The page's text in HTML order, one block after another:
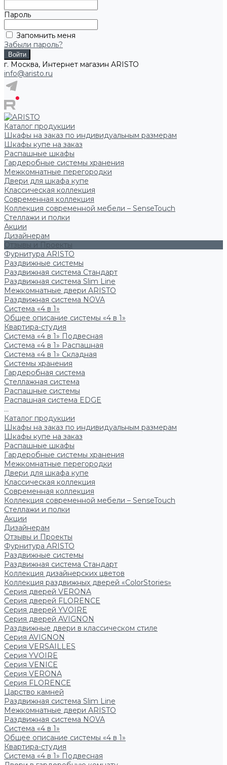
Пароль
Запомнить меня
Забыли пароль?
г. Москва, Интернет магазин ARISTO
info@aristo.ru
Каталог продукции
Шкафы на заказ по индивидуальным размерам
Шкафы купе на заказ
Распашные шкафы
Гардеробные системы хранения
Межкомнатные перегородки
Двери для шкафа купе
Классическая коллекция
Современная коллекция
Коллекция современной мебели – SenseTouch
Стеллажи и полки
Акции
Дизайнерам
Отзывы и Проекты
Фурнитура ARISTO
Раздвижные системы
Раздвижная система Стандарт
Раздвижная система Slim Line
Межкомнатные двери ARISTO
Раздвижная система NOVA
Система «4 в 1»
Общее описание системы «4 в 1»
Квартира-студия
Система «4 в 1» Подвесная
Система «4 в 1» Распашная
Система «4 в 1» Складная
Системы хранения
Гардеробная система
Стеллажная система
Распашные системы
Распашная система EDGE
...
Каталог продукции
Шкафы на заказ по индивидуальным размерам
Шкафы купе на заказ
Распашные шкафы
Гардеробные системы хранения
Межкомнатные перегородки
Двери для шкафа купе
Классическая коллекция
Современная коллекция
Коллекция современной мебели – SenseTouch
Стеллажи и полки
Акции
Дизайнерам
Отзывы и Проекты
Фурнитура ARISTO
Раздвижные системы
Раздвижная система Стандарт
Коллекция дизайнерских цветов
Коллекция раздвижных дверей «ColorStories»
Серия дверей VERONA
Серия дверей FLORENCE
Серия дверей YVOIRE
Серия дверей AVIGNON
Раздвижные двери в классическом стиле
Серия AVIGNON
Серия VERSAILLES
Серия YVOIRE
Серия VENICE
Серия VERONA
Серия FLORENCE
Царство камней
Раздвижная система Slim Line
Межкомнатные двери ARISTO
Раздвижная система NOVA
Система «4 в 1»
Общее описание системы «4 в 1»
Квартира-студия
Система «4 в 1» Подвесная